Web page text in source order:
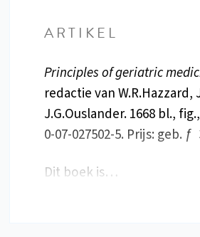
ARTIKEL
Principles of geriatric
redactie van W.R.Hazzard,
J.G.Ouslander. 1668 bl.,
0-07-027502-5. Prijs: geb. ƒ
Dit boek is…